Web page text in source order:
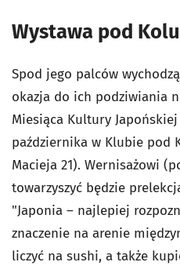
Wystawa pod
Spod jego palców
okazja do ich podziwiania
Miesiąca Kultury
października w Klubie pod
Macieja 21). Wernisażowi
towarzyszyć będzie
"Japonia – najlepiej
znaczenie na arenie
liczyć na sushi, a także